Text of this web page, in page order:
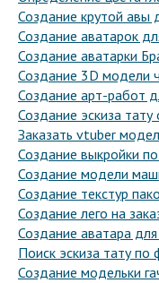
Создание крутой авы
Создание аватарок
Создание аватарки
Создание 3D модели
Создание арт-работ
Создание эскиза тату
Заказать vtuber
Создание выкройки
Создание модели
Создание текстур
Создание лего на
Создание аватара
Поиск эскиза тату по
Создание модельки